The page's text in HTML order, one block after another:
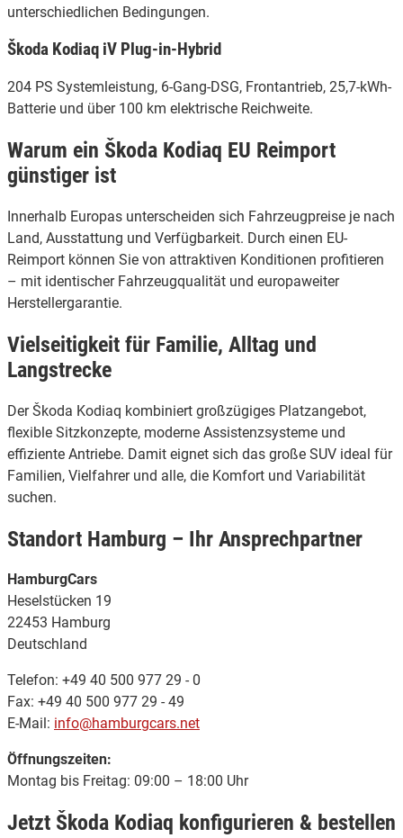
unterschiedlichen Bedingungen.
Škoda Kodiaq iV Plug-in-Hybrid
204 PS Systemleistung, 6-Gang-DSG, Frontantrieb, 25,7-kWh-
Batterie und über 100 km elektrische Reichweite.
Warum ein Škoda Kodiaq EU Reimport
günstiger ist
Innerhalb Europas unterscheiden sich Fahrzeugpreise je nach
Land, Ausstattung und Verfügbarkeit. Durch einen EU-
Reimport können Sie von attraktiven Konditionen profitieren
– mit identischer Fahrzeugqualität und europaweiter
Herstellergarantie.
Vielseitigkeit für Familie, Alltag und
Langstrecke
Der Škoda Kodiaq kombiniert großzügiges Platzangebot,
flexible Sitzkonzepte, moderne Assistenzsysteme und
effiziente Antriebe. Damit eignet sich das große SUV ideal für
Familien, Vielfahrer und alle, die Komfort und Variabilität
suchen.
Standort Hamburg – Ihr Ansprechpartner
HamburgCars
Heselstücken 19
22453 Hamburg
Deutschland
Telefon: +49 40 500 977 29 - 0
Fax: +49 40 500 977 29 - 49
E-Mail: info@hamburgcars.net
Öffnungszeiten:
Montag bis Freitag: 09:00 – 18:00 Uhr
Jetzt Škoda Kodiaq konfigurieren & bestellen